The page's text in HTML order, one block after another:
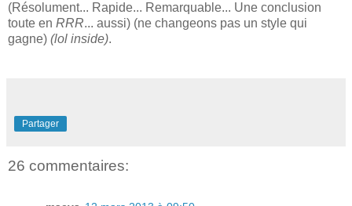
(Résolument... Rapide... Remarquable... Une conclusion
toute en RRR... aussi) (ne changeons pas un style qui
gagne) (lol inside).
Partager
26 commentaires: